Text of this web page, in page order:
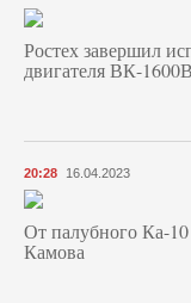
Ростех завершил
двигателя ВК-1600В
20:28 16.04.2023
От палубного Ка-
Камова